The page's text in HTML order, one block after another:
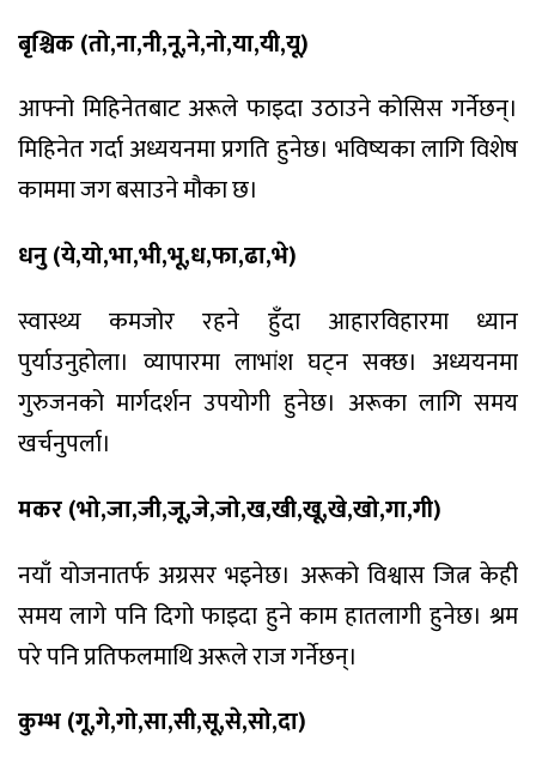
बृश्चिक (तो,ना,नी,नू,ने,नो,या,यी,यू)
आफ्नो मिहिनेतबाट अरूले फाइदा उठाउने कोसिस गर्नेछन्।
मिहिनेत गर्दा अध्ययनमा प्रगति हुनेछ। भविष्यका लागि विशेष
काममा जग बसाउने मौका छ।
धनु (ये,यो,भा,भी,भू,ध,फा,ढा,भे)
स्वास्थ्य कमजोर रहने हुँदा आहारविहारमा ध्यान
पुर्याउनुहोला। व्यापारमा लाभांश घट्न सक्छ। अध्ययनमा
गुरुजनको मार्गदर्शन उपयोगी हुनेछ। अरूका लागि समय
खर्चनुपर्ला।
मकर (भो,जा,जी,जू,जे,जो,ख,खी,खू,खे,खो,गा,गी)
नयाँ योजनातर्फ अग्रसर भइनेछ। अरूको विश्वास जित्न केही
समय लागे पनि दिगो फाइदा हुने काम हातलागी हुनेछ। श्रम
परे पनि प्रतिफलमाथि अरूले राज गर्नेछन्।
कुम्भ (गू,गे,गो,सा,सी,सू,से,सो,दा)